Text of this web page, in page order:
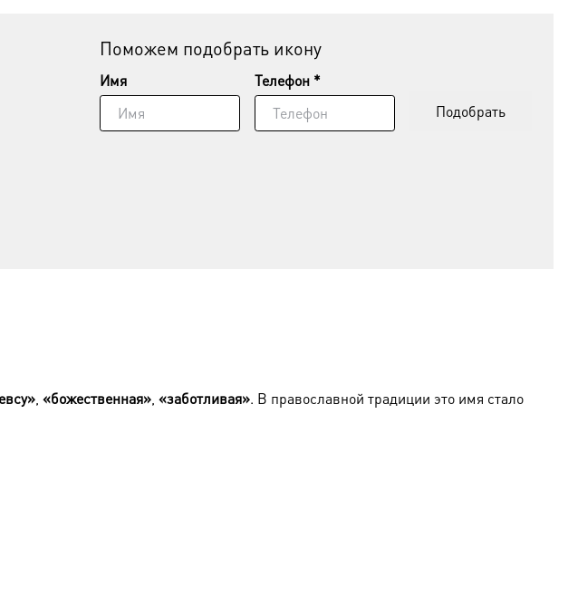
Поможем подобрать икону
Имя
Телефон *
Подобрать
«божественная» «заботливая». В православной традиции это имя стало